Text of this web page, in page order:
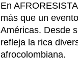
En
más que un
Américas. Desde
refleja la rica
afrocolombiana.